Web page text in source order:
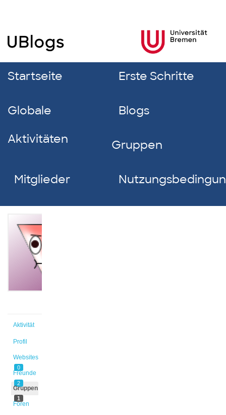
Startseite Erste Schritte
Globale
Aktivitäten
Blogs
Gruppen
Mitglieder
Aktivität
Profil
Websites
0
Freunde
2
Gruppen
1
Foren